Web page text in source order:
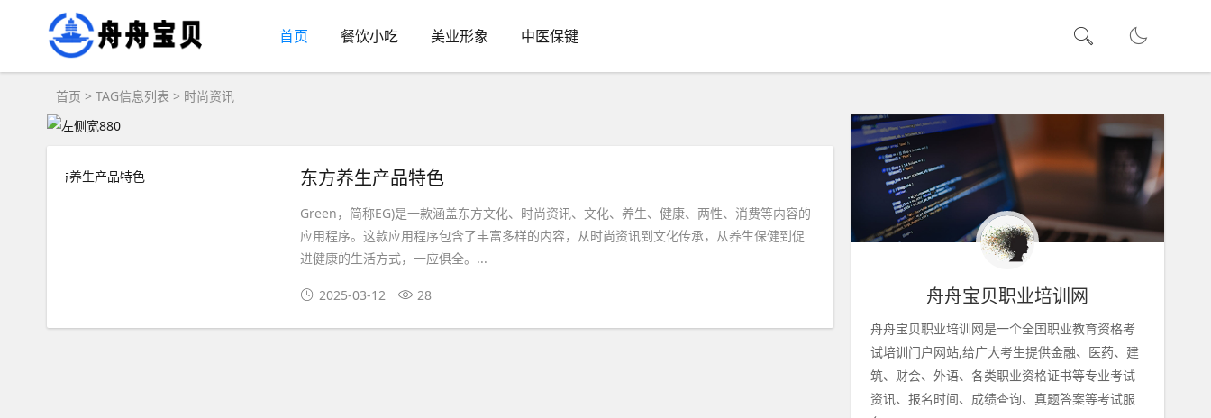
首页 餐饮小吃 美业形象 中医保键
首页 > TAG信息列表 > 时尚资讯
东方养生产品特色
Green，简称EG)是一款涵盖东方文化、时尚资讯、文化、养生、健康、两性、消费等内容的
应用程序。这款应用程序包含了丰富多样的内容，从时尚资讯到文化传承，从养生保健到促
进健康的生活方式，一应俱全。...
2025-03-12 28 舟舟宝贝职业培训网
舟舟宝贝职业培训网是一个全国职业教育资格考
试培训门户网站,给广大考生提供金融、医药、建
筑、财会、外语、各类职业资格证书等专业考试
资讯、报名时间、成绩查询、真题答案等考试服